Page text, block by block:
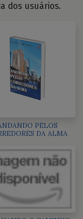
dos usuários.
PELOS
DA ALMA